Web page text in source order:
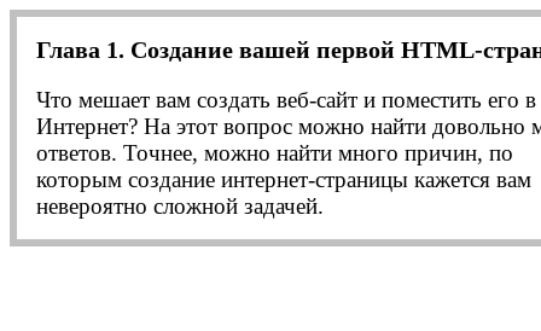
Глава 1. Создание вашей первой HTML-
Что мешает вам создать веб-сайт и поместить его в
Интернет? На этот вопрос можно найти довольно
ответов. Точнее, можно найти много причин, по
которым создание интернет-страницы кажется вам
невероятно сложной задачей.